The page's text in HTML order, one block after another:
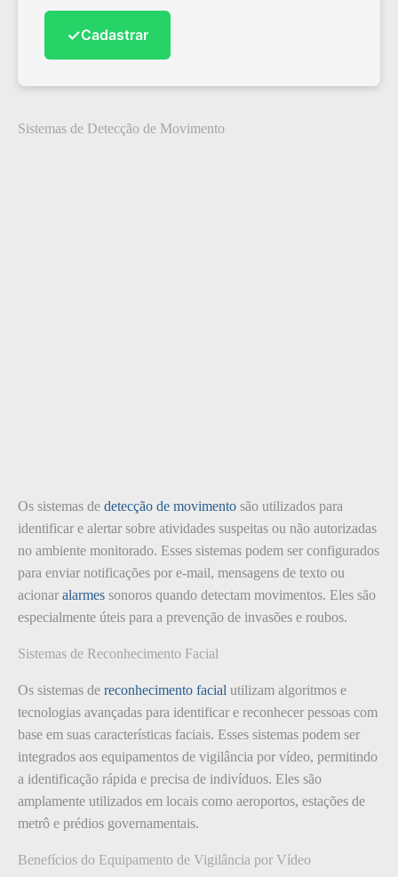
✓Cadastrar
Sistemas de Detecção de Movimento
Os sistemas de detecção de movimento são utilizados para
identificar e alertar sobre atividades suspeitas ou não autorizadas
no ambiente monitorado. Esses sistemas podem ser configurados
para enviar notificações por e-mail, mensagens de texto ou
acionar alarmes sonoros quando detectam movimentos. Eles são
especialmente úteis para a prevenção de invasões e roubos.
Sistemas de Reconhecimento Facial
Os sistemas de reconhecimento facial utilizam algoritmos e
tecnologias avançadas para identificar e reconhecer pessoas com
base em suas características faciais. Esses sistemas podem ser
integrados aos equipamentos de vigilância por vídeo, permitindo
a identificação rápida e precisa de indivíduos. Eles são
amplamente utilizados em locais como aeroportos, estações de
metrô e prédios governamentais.
Benefícios do Equipamento de Vigilância por Vídeo